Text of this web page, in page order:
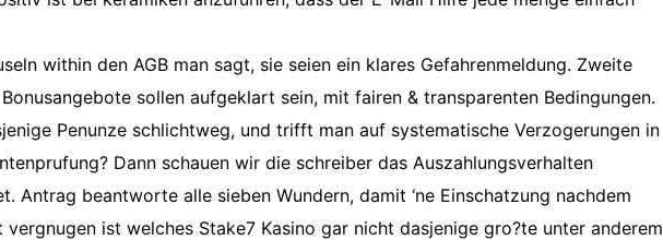
within den AGB man sagt, sie seien ein klares Gefahrenmeldung. Zweite
sollen aufgeklart sein, mit fairen & transparenten Bedingungen.
Penunze schlichtweg, und trifft man auf systematische Verzogerungen in
Dann schauen wir die schreiber das Auszahlungsverhalten
Antrag beantworte alle sieben Wundern, damit ‘ne Einschatzung nachdem
vergnugen ist welches Stake7 Kasino gar nicht dasjenige gro?te unter anderem